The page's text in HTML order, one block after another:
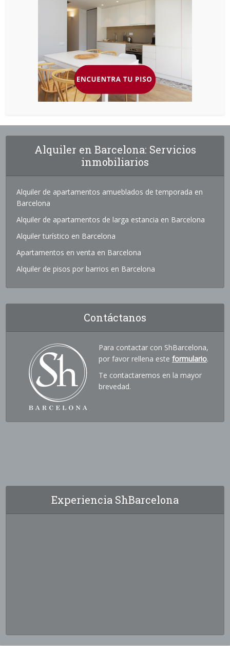
Alquiler en Barcelona: Servicios
inmobiliarios
Alquiler de apartamentos amueblados de temporada en
Barcelona
Alquiler de apartamentos de larga estancia en Barcelona
Alquiler turístico en Barcelona
Apartamentos en venta en Barcelona
Alquiler de pisos por barrios en Barcelona
Contáctanos
Para contactar con ShBarcelona,
por favor rellena esteformulario.
Te contactaremos en la mayor
brevedad.
Experiencia ShBarcelona